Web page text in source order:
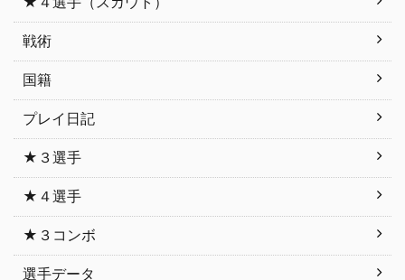
戦術
国籍
プレイ日記
★３選手
★４選手
★３コンボ
選手データ